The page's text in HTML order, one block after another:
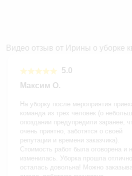
Видео отзыв от Ирины о уборке
5.0
Максим О.
На уборку после мероприятия
команда из трех человек (о
опоздании предупредили заранее,
очень приятно, заботятся о своей
репутации и времени заказчика).
Стоимость работ была оговорена и
изменилась. Уборка прошла
осталась довольна! Можно